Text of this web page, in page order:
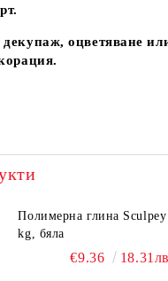
оцветяване
Полимерна глина
kg, бяла
€9.36